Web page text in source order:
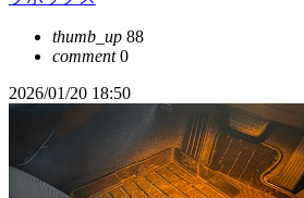
thumb_up 88
comment0
2026/01/20 18:50